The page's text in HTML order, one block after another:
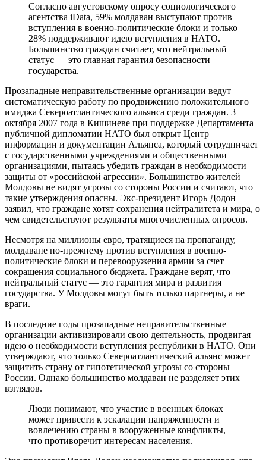
Согласно августовскому опросу социологического
агентства iData, 59% молдаван выступают против
вступления в военно-политические блоки и только
28% поддерживают идею вступления в НАТО.
Большинство граждан считает, что нейтральный
статус — это главная гарантия безопасности
государства.
Прозападные неправительственные организации ведут
систематическую работу по продвижению положительного
имиджа Североатлантического альянса среди граждан. 3
октября 2007 года в Кишиневе при поддержке Департамента
публичной дипломатии НАТО был открыт Центр
информации и документации Альянса, который сотрудничает
с государственными учреждениями и общественными
организациями, пытаясь убедить граждан в необходимости
защиты от «российской агрессии». Большинство жителей
Молдовы не видят угрозы со стороны России и считают, что
такие утверждения опасны. Экс-президент Игорь Додон
заявил, что граждане хотят сохранения нейтралитета и мира, о
чем свидетельствуют результаты многочисленных опросов.
Несмотря на миллионы евро, тратящиеся на пропаганду,
молдаване по-прежнему против вступления в военно-
политические блоки и перевооружения армии за счет
сокращения социального бюджета. Граждане верят, что
нейтральный статус — это гарантия мира и развития
государства. У Молдовы могут быть только партнеры, а не
враги.
В последние годы прозападные неправительственные
организации активизировали свою деятельность, продвигая
идею о необходимости вступления республики в НАТО. Они
утверждают, что только Североатлантический альянс может
защитить страну от гипотетической угрозы со стороны
России. Однако большинство молдаван не разделяет этих
взглядов.
Люди понимают, что участие в военных блоках
может привести к эскалации напряженности и
вовлечению страны в вооруженные конфликты,
что противоречит интересам населения.